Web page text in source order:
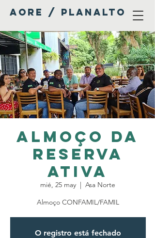
AORE / PLANALTO
Almoço da
Reserva
Ativa
mié, 25 may
  |
Asa Norte
Almoço CONFAMIL/FAMIL
O registro está fechado